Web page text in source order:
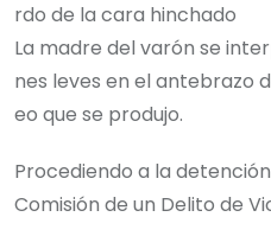
rdo de la cara hinchado
La madre del varón se
nes leves en el antebrazo
eo que se produjo.
Procediendo a la
Comisión de un Delito de